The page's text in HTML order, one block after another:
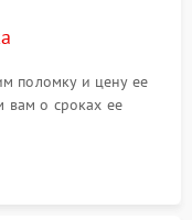
поломку и цену ее
вам о сроках ее